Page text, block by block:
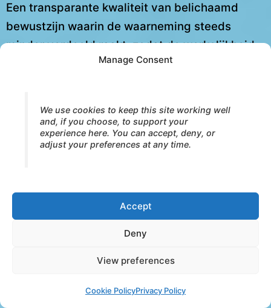
Manage Consent
We use cookies to keep this site working well
and, if you choose, to support your
experience here. You can accept, deny, or
adjust your preferences at any time.
Accept
Deny
View preferences
Cookie PolicyPrivacy Policy
Een transparante kwaliteit van belichaamd
bewustzijn waarin de waarneming steeds
minder verdeeld raakt, zodat de werkelijkheid
met openheid, helderheid en aanwezigheid
Reverent Hum(Surrendering Breath)
Een stille resonantie van verbondenheid waarin
overgave niet langer neerkomt op berusting,
(Resting Breath)
Een stabiele en moeiteloze aanwezigheid die
coherenter, geïntegreerder en dieper thuis is
gekomen in zichzelf.